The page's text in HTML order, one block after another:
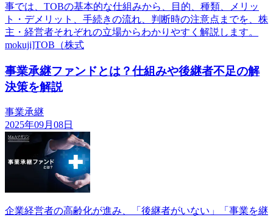
事では、TOBの基本的な仕組みから、目的、種類、メリッ
ト・デメリット、手続きの流れ、判断時の注意点までを、株
主・経営者それぞれの立場からわかりやすく解説します。
mokuji]TOB（株式
事業承継ファンドとは？仕組みや後継者不足の解
決策を解説
事業承継
2025年09月08日
企業経営者の高齢化が進み、「後継者がいない」「事業を継